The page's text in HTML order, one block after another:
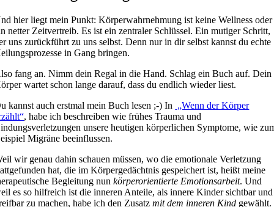
hier liegt mein Punkt: Körperwahrnehmung ist keine Wellness oder
netter Zeitvertreib. Es ist ein zentraler Schlüssel. Ein mutiger Schritt,
uns zurückführt zu uns selbst. Denn nur in dir selbst kannst du echte
in Gang bringen.
fang an. Nimm dein Regal in die Hand. Schlag ein Buch auf. Dein
wartet schon lange darauf, dass du endlich wieder liest.
kannst auch erstmal mein Buch lesen ;-) In „Wenn der Körper
, habe ich beschreiben wie frühes Trauma und
unsere heutigen körperlichen Symptome, wie
Migräne beeinflussen.
wir genau dahin schauen müssen, wo die emotionale Verletzung
hat, die im Körpergedächtnis gespeichert ist, heißt meine
Begleitung nunkörperorientierte Emotionsarbeit. Und
es so hilfreich ist die inneren Anteile, als innere Kinder sichtbar und
zu machen, habe ich den Zusatzmit dem inneren Kind gewählt.